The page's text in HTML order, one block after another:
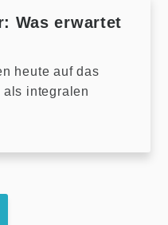
Was erwartet
heute auf das
als integralen